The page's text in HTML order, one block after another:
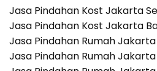
Mulus
Sebuah
Analisis
Waktu
dan
Logistik
Jasa Pindahan Kost Jakarta
Jasa Pindahan Kost Jakarta
Jasa Pindahan Rumah
Jasa Pindahan Rumah